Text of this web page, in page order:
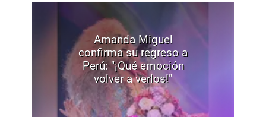
Amanda Miguel
confirma su regreso a
Perú: "¡Qué emoción
volver a verlos!"